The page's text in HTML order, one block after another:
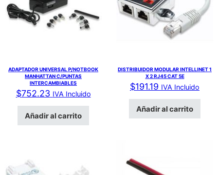
ADAPTADOR UNIVERSAL P/NOTBOOK
MANHATTAN C/PUNTAS
INTERCAMBIABLES
$752.23 IVA Incluido
Añadir al carrito
DISTRIBUIDOR MODULAR INTELLINET 1
X 2 RJ45 CAT 5E
$191.19 IVA Incluido
Añadir al carrito